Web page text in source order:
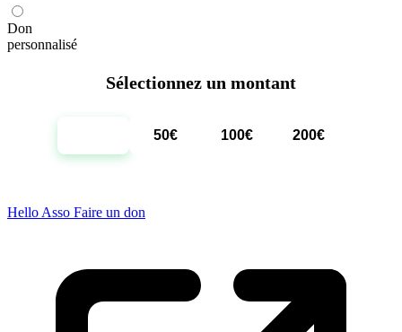
Don
personnalisé
Sélectionnez un montant
50€ 100€ 200€
Hello Asso Faire un don